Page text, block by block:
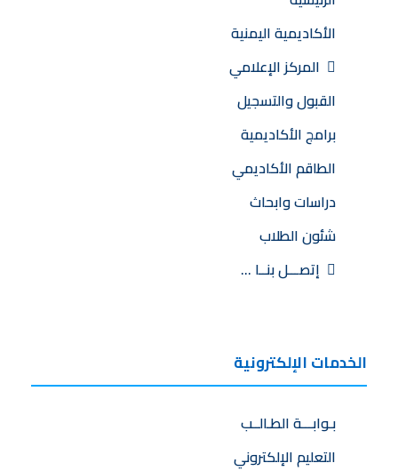
الأكاديمية اليمنية
المركز الإعلامي
القبول والتسجيل
برامج الأكاديمية
الطاقم الأكاديمي
دراسات وابحاث
شئون الطلاب
إتصـــل بنــا …
الخدمات الإلكترونية
بـوابـــة الطـالــب
التعليم الإلكتروني